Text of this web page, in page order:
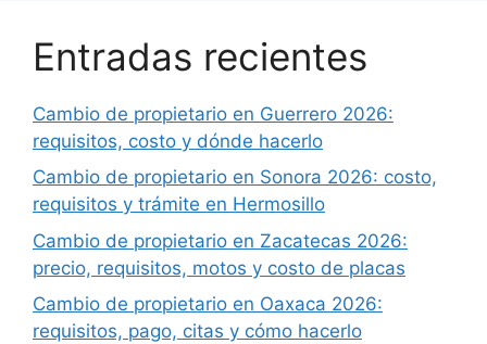
Entradas recientes
Cambio de propietario en Guerrero 2026:
requisitos, costo y dónde hacerlo
Cambio de propietario en Sonora 2026: costo,
requisitos y trámite en Hermosillo
Cambio de propietario en Zacatecas 2026:
precio, requisitos, motos y costo de placas
Cambio de propietario en Oaxaca 2026:
requisitos, pago, citas y cómo hacerlo